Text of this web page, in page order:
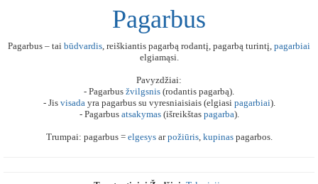
Pagarbus
Pagarbus – tai būdvardis, reiškiantis pagarbą rodantį, pagarbą turintį, pagarbiai
elgiamąsi.
Pavyzdžiai:
- Pagarbus žvilgsnis (rodantis pagarbą).
- Jis visadayra pagarbus su vyresniaisiais (elgiasi pagarbiai).
- Pagarbus atsakymas(išreikštas pagarba).
Trumpai: pagarbus = elgesysarpožiūris, kupinaspagarbos.